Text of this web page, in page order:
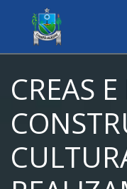
CREAS